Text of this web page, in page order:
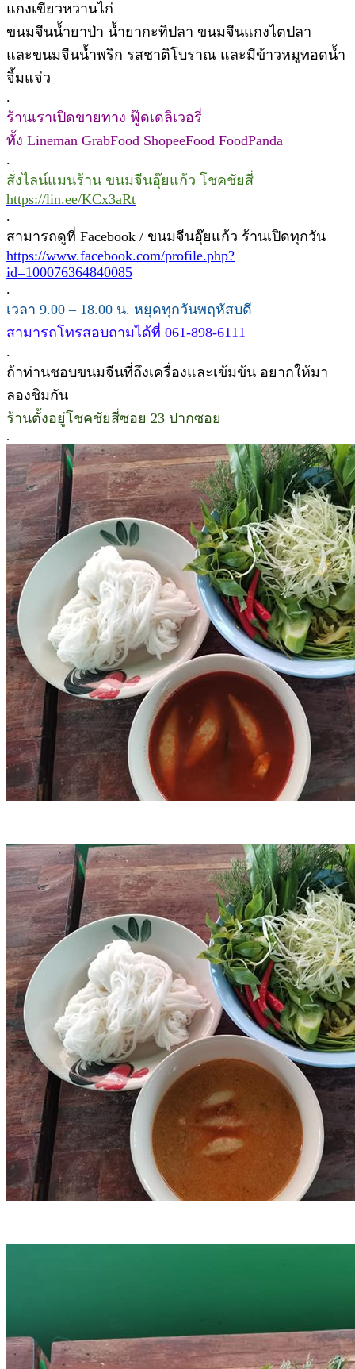
แกงเขียวหวานไก่
ขนมจีนน้ำยาป่า น้ำยากะทิปลา ขนมจีนแกงไตปลา
และขนมจีนน้ำพริก รสชาติโบราณ และมีข้าวหมูทอดน้ำ
จิ้มแจ่ว
.
ร้านเราเปิดขายทาง ฟู๊ดเดลิเวอรี่
ทั้ง Lineman GrabFood ShopeeFood FoodPanda
.
สั่งไลน์แมนร้าน ขนมจีนอุ๊ยแก้ว โชคชัยสี่
https://lin.ee/KCx3aRt
.
สามารถดูที่ Facebook / ขนมจีนอุ๊ยแก้ว ร้านเปิดทุกวัน
https://www.facebook.com/profile.php?
id=100076364840085
.
เวลา 9.00 – 18.00 น. หยุดทุกวันพฤหัสบดี
สามารถโทรสอบถามได้ที่ 061-898-6111
.
ถ้าท่านชอบขนมจีนที่ถึงเครื่องและเข้มข้น อยากให้มา
ลองชิมกัน
ร้านตั้งอยู่โชคชัยสี่ซอย 23 ปากซอย
.